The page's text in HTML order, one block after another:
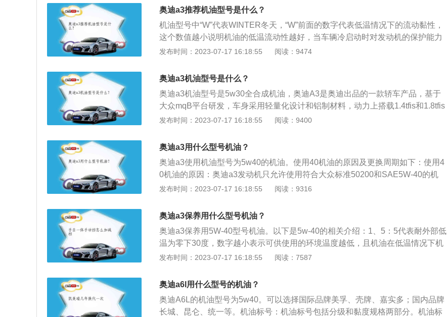
A211的1.4T涡轮增压发动机。CSS是降低发动机成本的策略，可以使不同排量的
发动机平台共享更多的零部件总成，这款发动机搭载的闭缸技术，四缸设计，采
用16气门、缸内直喷、可变气门升程等领先技术，并且使用全铝缸盖、缸体和塑
习惯标注出发动机的相关信息，包括发动机的生产企业、规格、性能、特征、工
列的国内特供发动机。该发动机是大众设计的一款发动机，它集成了缸内直喷、
涡轮增压和可变气门正时等一系列先进技术。凭借足够的低速扭矩、良好的燃油
经济性和一流的可靠性，得到了市场的广泛认可。
VW-502-00；汽油发动机仅允许使用符合VW标准502-00；标准为SAE-5W-40机
油运行；2、奥迪A3加机油的范围是3.5到4.0升之间。加机油的时候最好尽量把
机油放干净，然后把机油尺拔出来看机油油液的位置；3、建议车主最好按厂家
规定所用的机油进行加油，因为此机油根据本款车型的各种参数精确所设定，它
能使车磨损性最小、寿命最长、油耗最小、操控性更好、安全系数最高。以下是
0.91kg/10立方米能对发动机起到润滑减磨、辅助冷却降温、密封防漏、防锈防
蚀、减震缓冲等作用。被誉为汽车的血液；2、机油由基础油和添加剂两部分组
成。基础油是润滑油的主要成分，决定着润滑油的基本性质，添加剂则可弥补和
奥迪a3推荐机油型号是什么？
机油型号中“W”代表WINTER冬天，“W”前面的数字代表低温情况下的流动黏性，
这个数值越小说明机油的低温流动性越好，当车辆冷启动时对发动机的保护能力
越好；“W”后面的数字则是机油在100度时的黏度，数字越高黏度越高，在高温下
机起到润滑，减小摩擦，辅助冷却，减小缓冲的作用，可以减小发动机部件的磨
损，延长发动机各部件的使用寿命。机油的分类：市场中的机油分为合成油和矿
物油，全合成机油的更换周期比使用半合成机油和矿物油的更换周期长。如果汽
车选择使用合成机油，那么更换周期会比使用矿物油长两万公里左右。
发布时间：2023-07-17 16:18:55 阅读：9474
奥迪a3机油型号是什么？
奥迪a3机油型号是5w30全合成机油，奥迪A3是奥迪出品的一款轿车产品，基于
大众mqB平台研发，车身采用轻量化设计和铝制材料，动力上搭载1.4tfis和1.8tfis
等多款发动机。奥迪a3底盘前悬架为麦克弗逊式，后桥为扭转、曲柄式结构带分
车身尺寸方面，奥迪A3长宽高分别为4292mm、1765mm、1423mm。
发布时间：2023-07-17 16:18:55 阅读：9400
奥迪a3用什么型号机油？
奥迪a3使用机油型号为5w40的机油。使用40机油的原因及更换周期如下：使用4
0机油的原因：奥迪a3发动机只允许使用符合大众标准50200和SAE5W-40的机
油。奥迪a3发动机工作功率大，工作时发动机内部温度很高。使用高粘度的40机
的更换周期是公里数达到5000-9000公里或者一年的时间，无论哪个先到，都需
要更换机油。
发布时间：2023-07-17 16:18:55 阅读：9316
奥迪a3保养用什么型号机油？
奥迪a3保养用5W-40型号机油。以下是5w-40的相关介绍：1、5：5代表耐外部低
温为零下30度，数字越小表示可供使用的环境温度越低，且机油在低温情况下机
油流动性越好，表示适用的最低温度越低。2、40：40代表100摄氏度时运动粘度
性能越好。3、w：W，即winter，冬天的意思。
发布时间：2023-07-17 16:18:55 阅读：7587
奥迪a6l用什么型号的机油？
奥迪A6L的机油型号为5w40。可以选择国际品牌美孚、壳牌、嘉实多；国内品牌
长城、昆仑、统一等。机油标号：机油标号包括分级和黏度规格两部分。机油标